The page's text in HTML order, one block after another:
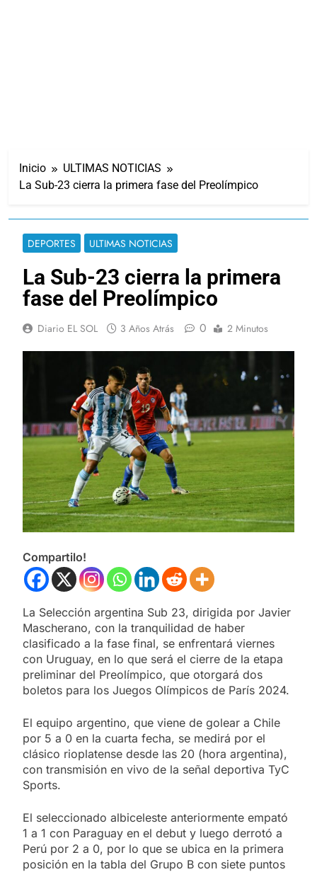
Inicio
ULTIMAS NOTICIAS
La Sub-23 cierra la primera fase del Preolímpico
DEPORTES ULTIMAS NOTICIAS
La Sub-23 cierra la primera
fase del Preolímpico
Diario EL SOL 3 Años Atrás 0 2 Minutos
Compartilo!
La Selección argentina Sub 23, dirigida por Javier
Mascherano, con la tranquilidad de haber
clasificado a la fase final, se enfrentará viernes
con Uruguay, en lo que será el cierre de la etapa
preliminar del Preolímpico, que otorgará dos
boletos para los Juegos Olímpicos de París 2024.
El equipo argentino, que viene de golear a Chile
por 5 a 0 en la cuarta fecha, se medirá por el
clásico rioplatense desde las 20 (hora argentina),
con transmisión en vivo de la señal deportiva TyC
Sports.
El seleccionado albiceleste anteriormente empató
1 a 1 con Paraguay en el debut y luego derrotó a
Perú por 2 a 0, por lo que se ubica en la primera
posición en la tabla del Grupo B con siete puntos